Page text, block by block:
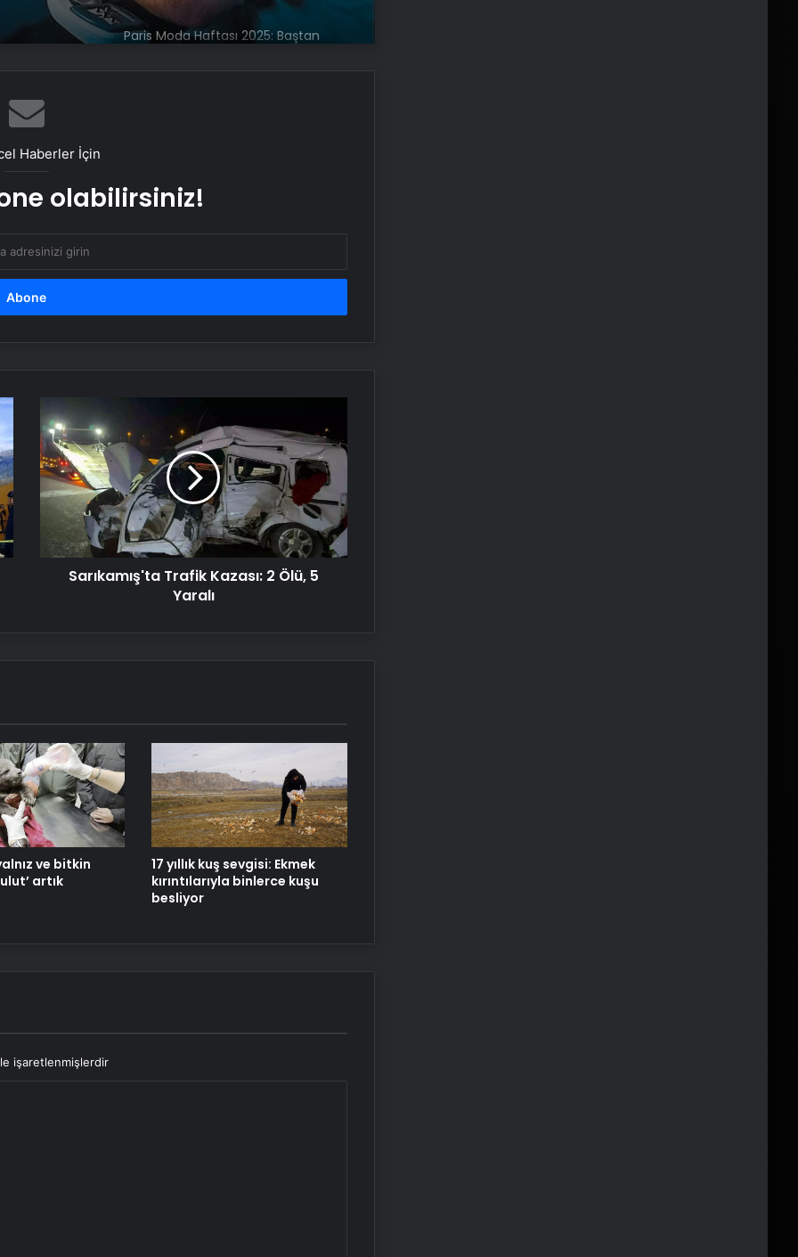
Paris Moda Haftası 2025: Baştan
Dünyaca ünlü rock pop grubu
Rimelin kurumaması için ne
Virüslerden sakız çiğneyerek
korunmak mü?
Günde 50 dakika yürüyün sağlıklı kilo
verin
Kanseri robotik cerrahiyle yok ediyor
132 yıl sonra bulundu: Büyük Göller’in
kayıp çelik gemisi
Paris Moda Haftası 2025: Baştan
çıkarıcı ve güçlü silüetler
Haberler İçin
olabilirsiniz!
Trafik
Kazası:
2
Ölü,
5
Yaralı
Sarıkamış'ta Trafik Kazası: 2 Ölü, 5
Yaralı
ve bitkin
artık
17 yıllık kuş sevgisi: Ekmek
kırıntılarıyla binlerce kuşu
besliyor
işaretlenmişlerdir